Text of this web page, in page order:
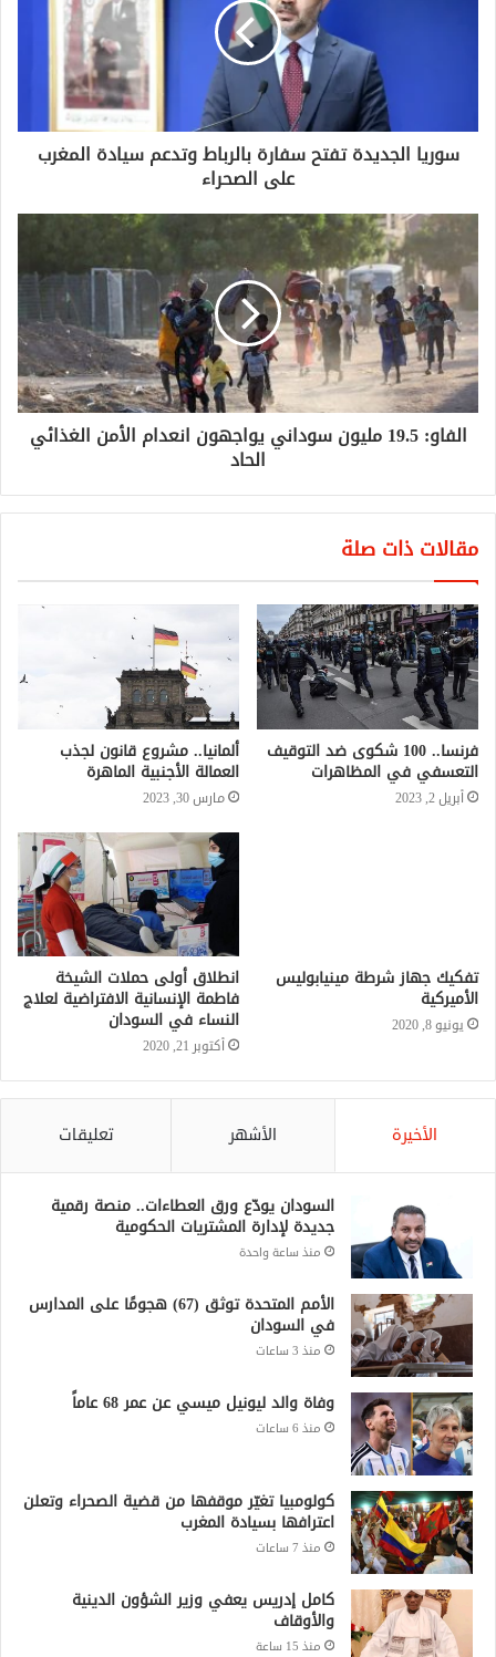
سوريا الجديدة تفتح سفارة بالرباط وتدعم سيادة المغرب
على الصحراء
الفاو: 19.5 مليون سوداني يواجهون انعدام الأمن الغذائي
الحاد
مقالات ذات صلة
فرنسا.. 100 شكوى ضد التوقيف
التعسفي في المظاهرات
أبريل 2, 2023
ألمانيا.. مشروع قانون لجذب
العمالة الأجنبية الماهرة
مارس 30, 2023
انطلاق أولى حملات الشيخة
فاطمة الإنسانية الافتراضية لعلاج
النساء في السودان
أكتوبر 21, 2020
الأخيرة الأشهر تعليقات
السودان يودّع ورق العطاءات.. منصة رقمية
جديدة لإدارة المشتريات الحكومية
منذ ساعة واحدة
الأمم المتحدة توثق (67) هجومًا على المدارس
في السودان
منذ 3 ساعات
وفاة والد ليونيل ميسي عن عمر 68 عاماً
منذ 6 ساعات
كولومبيا تغيّر موقفها من قضية الصحراء وتعلن
اعترافها بسيادة المغرب
منذ 7 ساعات
كامل إدريس يعفي وزير الشؤون الدينية
والأوقاف
منذ 15 ساعة